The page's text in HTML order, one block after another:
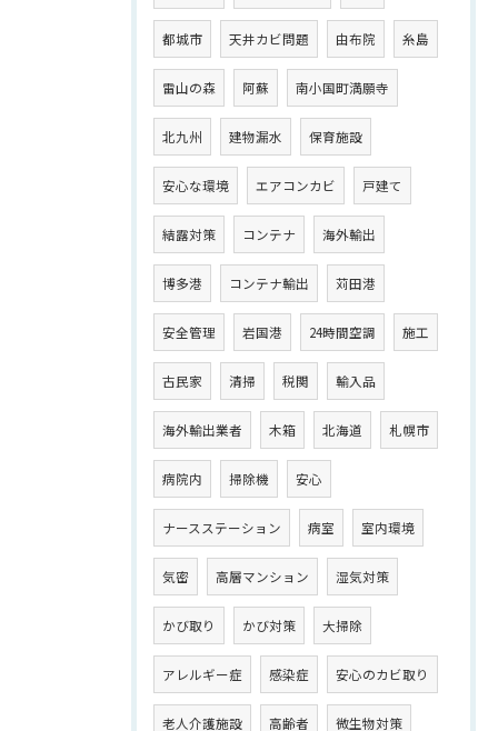
都城市 天井カビ問題 由布院 糸島
雷山の森 阿蘇 南小国町満願寺
北九州 建物漏水 保育施設
安心な環境 エアコンカビ 戸建て
結露対策 コンテナ 海外輸出
博多港 コンテナ輸出 苅田港
安全管理 岩国港 24時間空調 施工
古民家 清掃 税関 輸入品
海外輸出業者 木箱 北海道 札幌市
病院内 掃除機 安心
ナースステーション 病室 室内環境
気密 高層マンション 湿気対策
かび取り かび対策 大掃除
アレルギー症 感染症 安心のカビ取り
老人介護施設 高齢者 微生物対策